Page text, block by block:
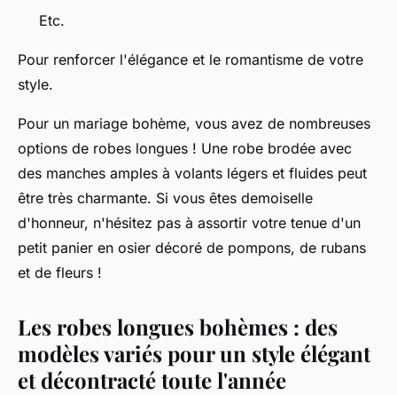
Etc.
Pour renforcer l'élégance et le romantisme de votre
style.
Pour un mariage bohème, vous avez de nombreuses
options de robes longues ! Une robe brodée avec
des manches amples à volants légers et fluides peut
être très charmante. Si vous êtes demoiselle
d'honneur, n'hésitez pas à assortir votre tenue d'un
petit panier en osier décoré de pompons, de rubans
et de fleurs !
Les robes longues bohèmes : des
modèles variés pour un style élégant
et décontracté toute l'année